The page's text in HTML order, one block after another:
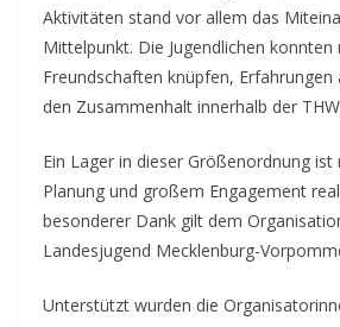
Aktivitäten stand vor allem das
Mittelpunkt. Die Jugendlichen konnten
Freundschaften knüpfen, Erfahrungen
den Zusammenhalt innerhalb der
Ein Lager in dieser Größenordnung
Planung und großem Engagement
besonderer Dank gilt dem
Landesjugend Mecklenburg-
Unterstützt wurden die